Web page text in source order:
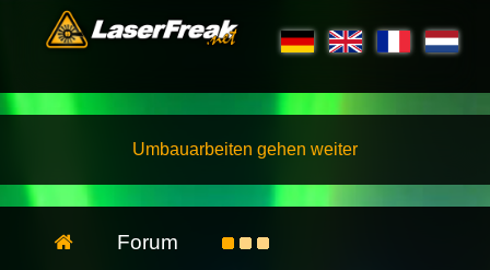
Umbauarbeiten gehen weiter
Forum